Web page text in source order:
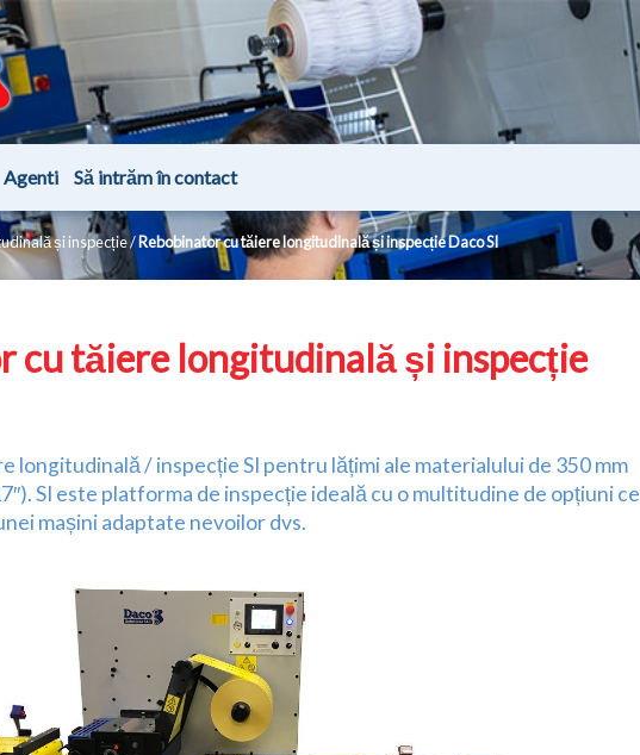
Agenti Să intrăm în contact
și inspecție/Rebobinator cu tăiere longitudinală și inspecție Daco SI
cu tăiere longitudinală și inspecție
longitudinală / inspecție SI pentru lățimi ale materialului de 350 mm
SI este platforma de inspecție ideală cu o multitudine de opțiuni ce
mașini adaptate nevoilor dvs.